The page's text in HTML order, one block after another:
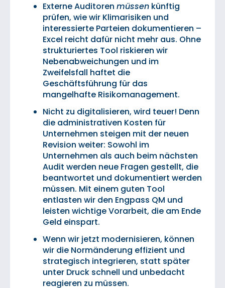
Externe Auditoren müssen künftig
prüfen, wie wir Klimarisiken und
interessierte Parteien dokumentieren –
Excel reicht dafür nicht mehr aus. Ohne
strukturiertes Tool riskieren wir
Nebenabweichungen und im
Zweifelsfall haftet die
Geschäftsführung für das
mangelhafte Risikomanagement.
Nicht zu digitalisieren, wird teuer! Denn
die administrativen Kosten für
Unternehmen steigen mit der neuen
Revision weiter: Sowohl im
Unternehmen als auch beim nächsten
Audit werden neue Fragen gestellt, die
beantwortet und dokumentiert werden
müssen. Mit einem guten Tool
entlasten wir den Engpass QM und
leisten wichtige Vorarbeit, die am Ende
Geld einspart.
Wenn wir jetzt modernisieren, können
wir die Normänderung effizient und
strategisch integrieren, statt später
unter Druck schnell und unbedacht
reagieren zu müssen.